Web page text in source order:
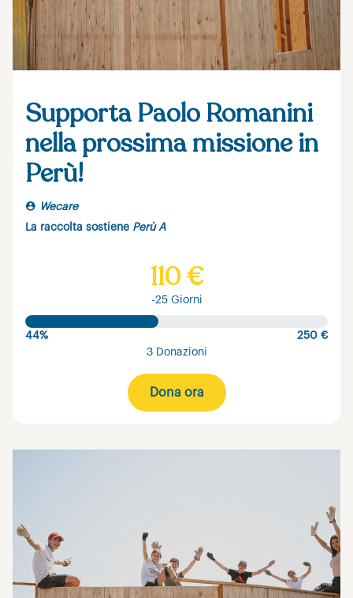
Supporta Paolo Romanini
nella prossima missione in
Perù!
Wecare
La raccolta sostiene Perù A
110 €
-25 Giorni
44%
250 €
3 Donazioni
Dona ora